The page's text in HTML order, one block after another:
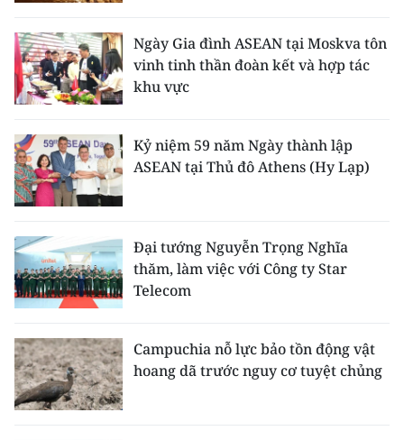
Ngày Gia đình ASEAN tại Moskva tôn
vinh tinh thần đoàn kết và hợp tác
khu vực
Kỷ niệm 59 năm Ngày thành lập
ASEAN tại Thủ đô Athens (Hy Lạp)
Đại tướng Nguyễn Trọng Nghĩa
thăm, làm việc với Công ty Star
Telecom
Campuchia nỗ lực bảo tồn động vật
hoang dã trước nguy cơ tuyệt chủng